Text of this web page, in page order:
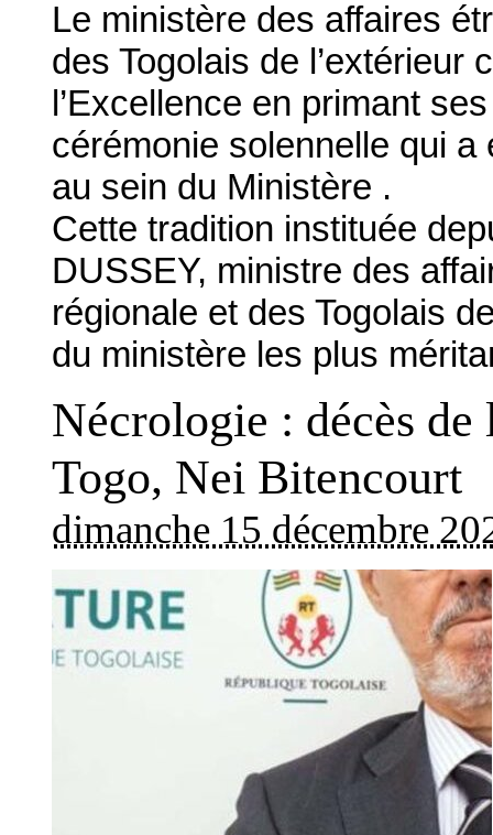
Le ministère des affaires
des Togolais de l’extérieur
l’Excellence en primant
cérémonie solennelle qui
au sein du Ministère .
Cette tradition instituée
DUSSEY, ministre des
régionale et des Togolais
du ministère les plus
Nécrologie : décès de
Togo, Nei Bitencourt
dimanche 15 décembre